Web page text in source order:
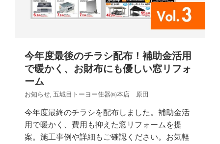
今年度最後のチラシ配布！補助金活用
で暖かく、お財布にも優しい窓リフォ
ーム
お知らせ, 五城目トーヨー住器㈱本店 原田
今年度最終のチラシを配布しました。補助金活
用で暖かく、費用も抑えた窓リフォームを提
案。施工事例や詳細もご確認ください。お気軽